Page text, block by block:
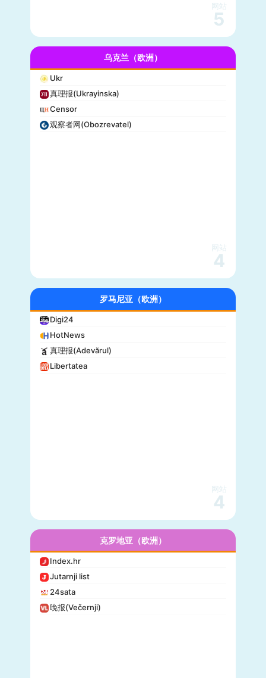
网站
5
乌克兰（欧洲）
Ukr
真理报(Ukrayinska)
Censor
观察者网(Obozrevatel)
网站
4
罗马尼亚（欧洲）
Digi24
HotNews
真理报(Adevărul)
Libertatea
网站
4
克罗地亚（欧洲）
Index.hr
Jutarnji list
24sata
晚报(Večernji)